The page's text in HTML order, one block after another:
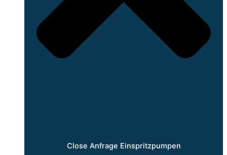
Close Anfrage Einspritzpumpen